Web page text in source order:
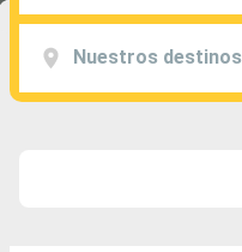
Nuestros destinos